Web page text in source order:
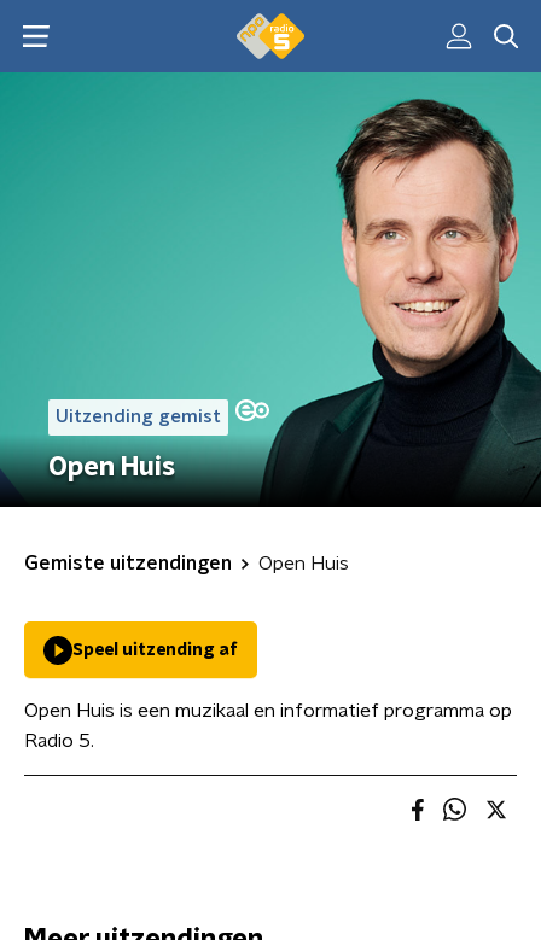
Uitzending gemist
Open Huis
Gemiste uitzendingen Open Huis
Speel uitzending af
Open Huis is een muzikaal en informatief programma op
Radio 5.